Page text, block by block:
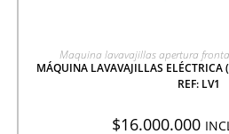
AGREGAR A
Maquina lavavajillas apertura
MÁQUINA LAVAVAJILLAS ELÉCTRICA
REF: LV1
$16.000.000